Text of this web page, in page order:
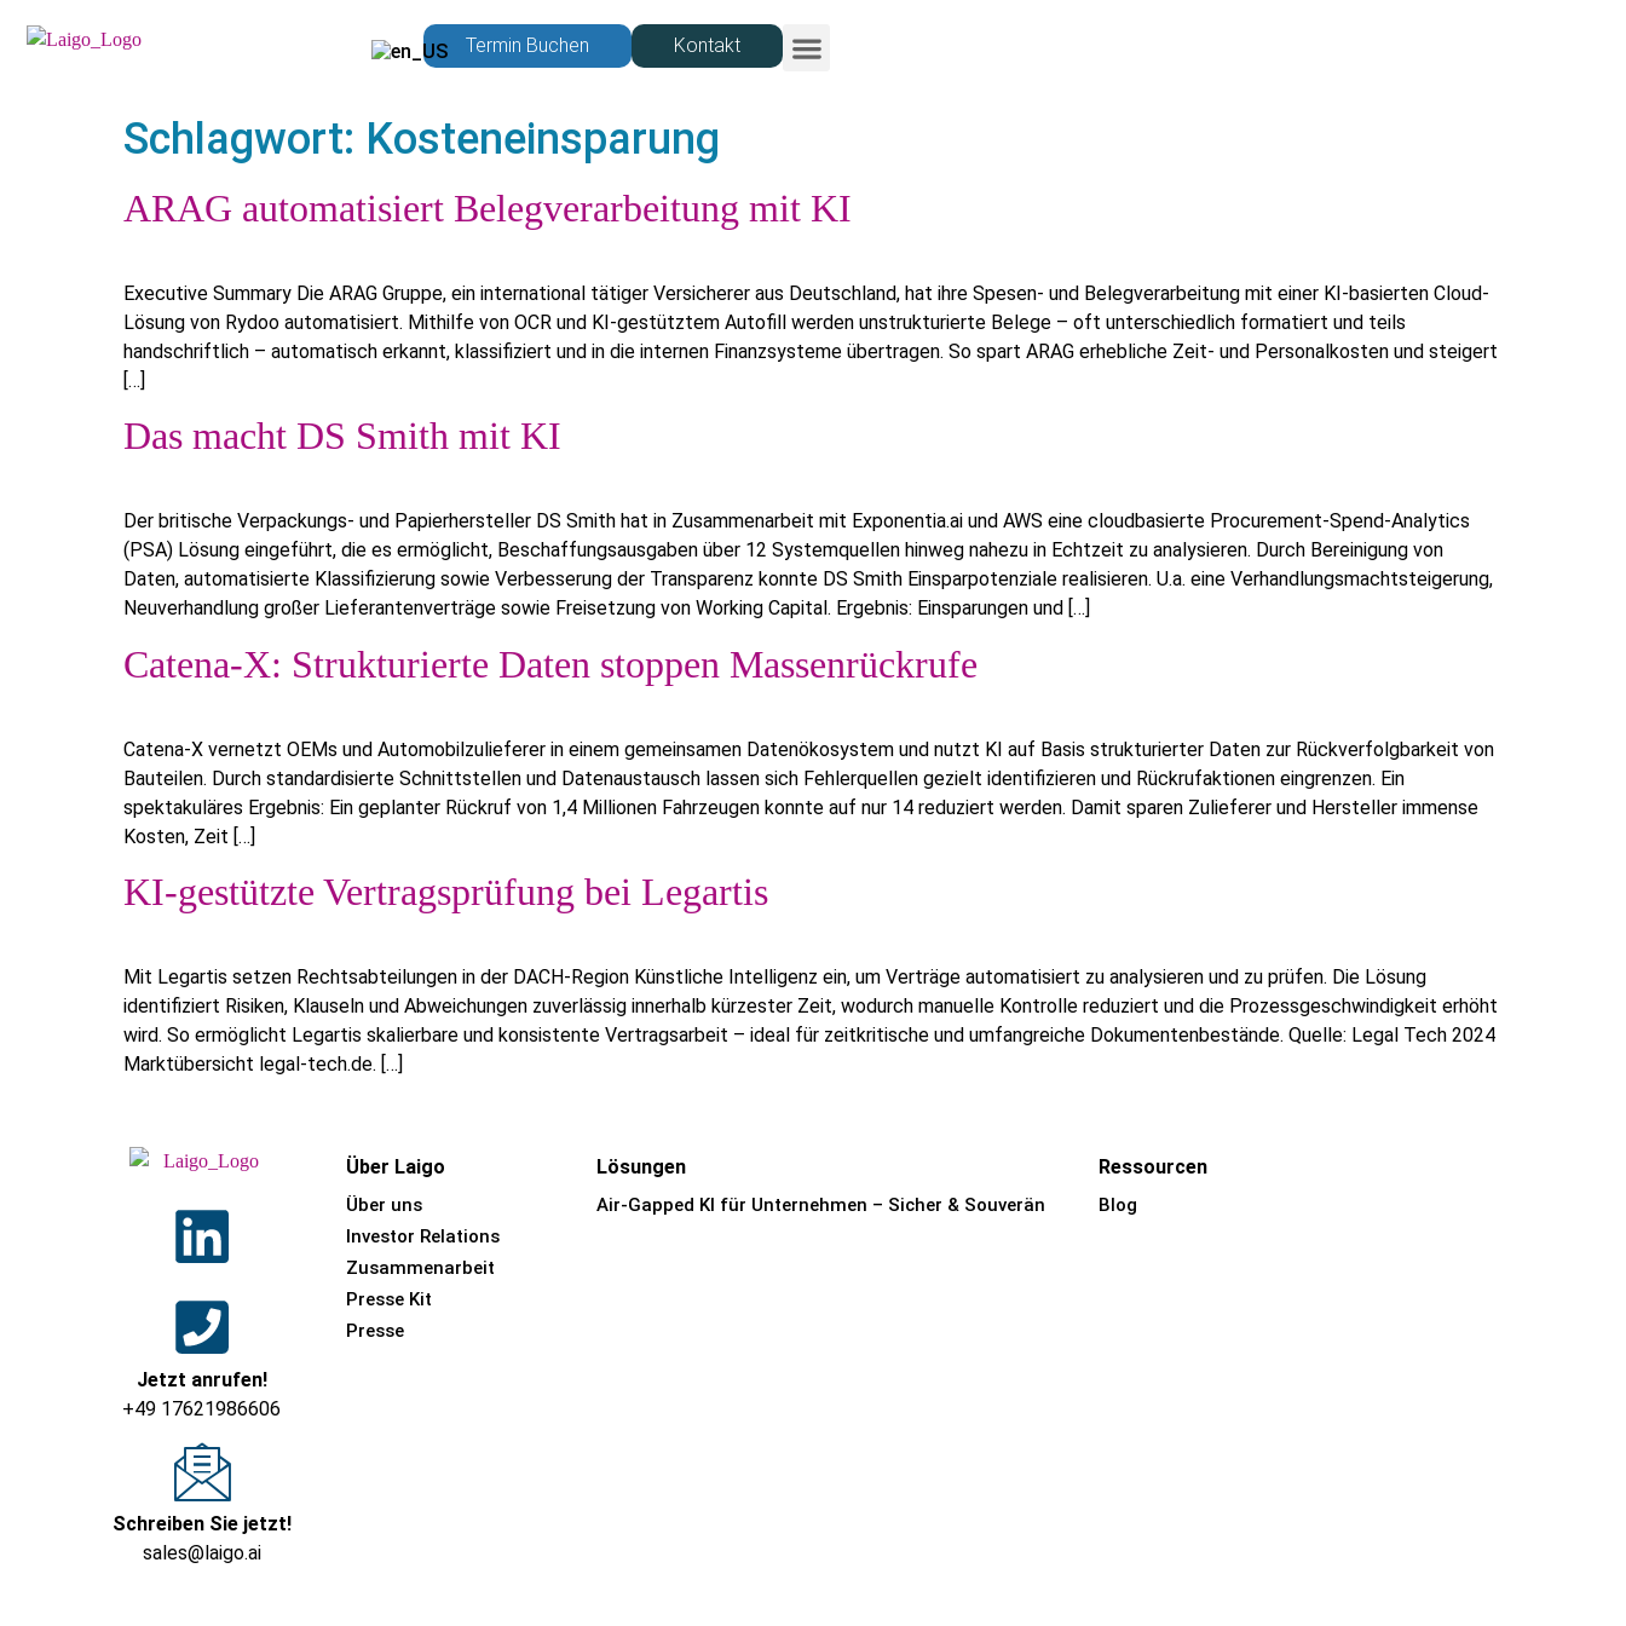
Termin Buchen Kontakt
Schlagwort: Kosteneinsparung
ARAG automatisiert Belegverarbeitung mit KI
Executive Summary Die ARAG Gruppe, ein international tätiger Versicherer aus Deutschland, hat ihre Spesen- und Belegverarbeitung mit einer KI-basierten Cloud-
Lösung von Rydoo automatisiert. Mithilfe von OCR und KI-gestütztem Autofill werden unstrukturierte Belege – oft unterschiedlich formatiert und teils
handschriftlich – automatisch erkannt, klassifiziert und in die internen Finanzsysteme übertragen. So spart ARAG erhebliche Zeit- und Personalkosten und steigert
[…]
Das macht DS Smith mit KI
Der britische Verpackungs- und Papierhersteller DS Smith hat in Zusammenarbeit mit Exponentia.ai und AWS eine cloudbasierte Procurement-Spend-Analytics
(PSA) Lösung eingeführt, die es ermöglicht, Beschaffungsausgaben über 12 Systemquellen hinweg nahezu in Echtzeit zu analysieren. Durch Bereinigung von
Daten, automatisierte Klassifizierung sowie Verbesserung der Transparenz konnte DS Smith Einsparpotenziale realisieren. U.a. eine Verhandlungsmachtsteigerung,
Neuverhandlung großer Lieferantenverträge sowie Freisetzung von Working Capital. Ergebnis: Einsparungen und […]
Catena-X: Strukturierte Daten stoppen Massenrückrufe
Catena-X vernetzt OEMs und Automobilzulieferer in einem gemeinsamen Datenökosystem und nutzt KI auf Basis strukturierter Daten zur Rückverfolgbarkeit von
Bauteilen. Durch standardisierte Schnittstellen und Datenaustausch lassen sich Fehlerquellen gezielt identifizieren und Rückrufaktionen eingrenzen. Ein
spektakuläres Ergebnis: Ein geplanter Rückruf von 1,4 Millionen Fahrzeugen konnte auf nur 14 reduziert werden. Damit sparen Zulieferer und Hersteller immense
Kosten, Zeit […]
KI-gestützte Vertragsprüfung bei Legartis
Mit Legartis setzen Rechtsabteilungen in der DACH-Region Künstliche Intelligenz ein, um Verträge automatisiert zu analysieren und zu prüfen. Die Lösung
identifiziert Risiken, Klauseln und Abweichungen zuverlässig innerhalb kürzester Zeit, wodurch manuelle Kontrolle reduziert und die Prozessgeschwindigkeit erhöht
wird. So ermöglicht Legartis skalierbare und konsistente Vertragsarbeit – ideal für zeitkritische und umfangreiche Dokumentenbestände. Quelle: Legal Tech 2024
Marktübersicht legal-tech.de. […]
Jetzt anrufen!
+49 17621986606
Schreiben Sie jetzt!
sales@laigo.ai
Über Laigo
Über uns
Investor Relations
Zusammenarbeit
Presse Kit
Presse
Lösungen
Air-Gapped KI für Unternehmen – Sicher & Souverän
Ressourcen
Blog